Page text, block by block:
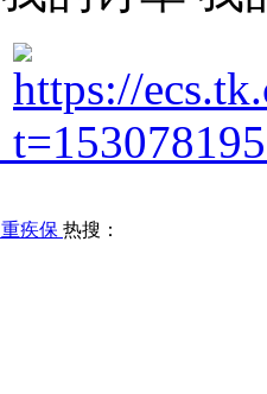
重疾保 热搜：